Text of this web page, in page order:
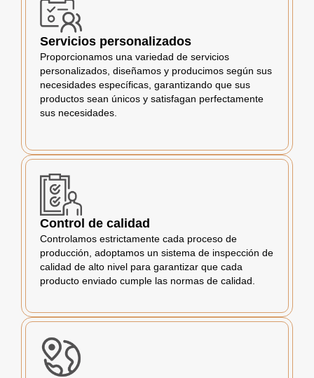
Servicios personalizados
Proporcionamos una variedad de servicios
personalizados, diseñamos y producimos según sus
necesidades específicas, garantizando que sus
productos sean únicos y satisfagan perfectamente
sus necesidades.
Control de calidad
Controlamos estrictamente cada proceso de
producción, adoptamos un sistema de inspección de
calidad de alto nivel para garantizar que cada
producto enviado cumple las normas de calidad.